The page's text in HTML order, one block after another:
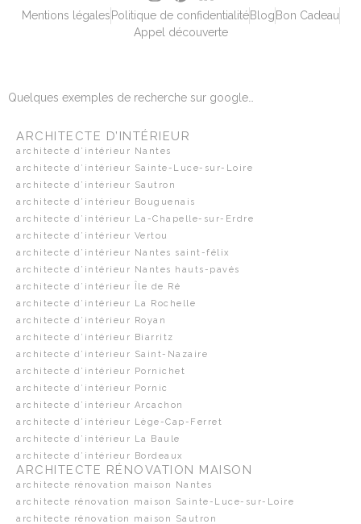
Mentions légales Politique de confidentialité Blog Bon Cadeau
Appel découverte
Quelques exemples de recherche sur google…
ARCHITECTE D’INTÉRIEUR
architecte d’intérieur Nantes
architecte d’intérieur Sainte-Luce-sur-Loire
architecte d’intérieur Sautron
architecte d’intérieur Bouguenais
architecte d’intérieur La-Chapelle-sur-Erdre
architecte d’intérieur Vertou
architecte d’intérieur Nantes saint-félix
architecte d’intérieur Nantes hauts-pavés
architecte d’intérieur Île de Ré
architecte d’intérieur La Rochelle
architecte d’intérieur Royan
architecte d’intérieur Biarritz
architecte d’intérieur Saint-Nazaire
architecte d’intérieur Pornichet
architecte d’intérieur Pornic
architecte d’intérieur Arcachon
architecte d’intérieur Lège-Cap-Ferret
architecte d’intérieur La Baule
architecte d’intérieur Bordeaux
ARCHITECTE RÉNOVATION MAISON
architecte rénovation maison Nantes
architecte rénovation maison Sainte-Luce-sur-Loire
architecte rénovation maison Sautron